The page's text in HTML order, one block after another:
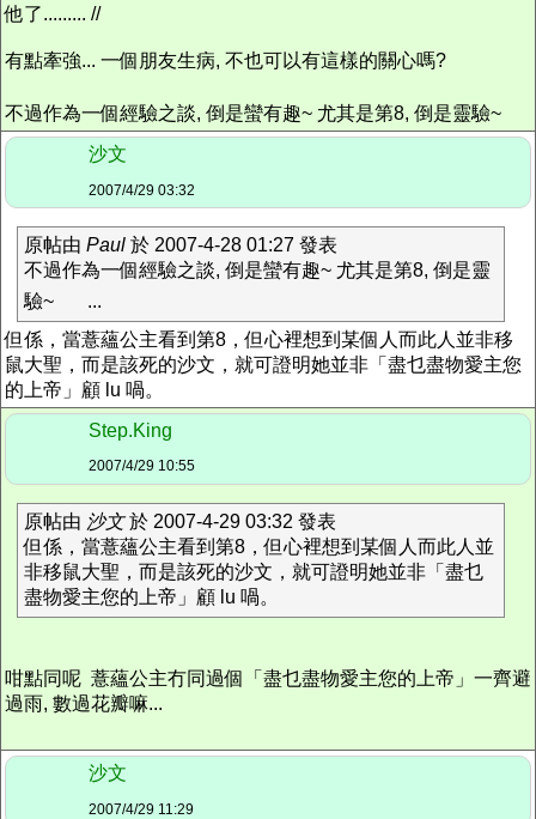
他了......... //
有點牽強... 一個朋友生病, 不也可以有這樣的關心嗎?
不過作為一個經驗之談, 倒是蠻有趣~ 尤其是第8, 倒是靈驗~
沙文
2007/4/29 03:32
原帖由 Paul 於 2007-4-28 01:27 發表
不過作為一個經驗之談, 倒是蠻有趣~ 尤其是第8, 倒是靈
驗~
...
但係，當薏蘊公主看到第8，但心裡想到某個人而此人並非移
鼠大聖，而是該死的沙文，就可證明她並非「盡乜盡物愛主您
的上帝」顧 lu 喎。
Step.King
2007/4/29 10:55
原帖由 沙文於 2007-4-29 03:32 發表
但係，當薏蘊公主看到第8，但心裡想到某個人而此人並
非移鼠大聖，而是該死的沙文，就可證明她並非「盡乜
盡物愛主您的上帝」顧 lu 喎。
咁點同呢 薏蘊公主冇同過個「盡乜盡物愛主您的上帝」一齊避
過雨, 數過花瓣嘛...
沙文
2007/4/29 11:29